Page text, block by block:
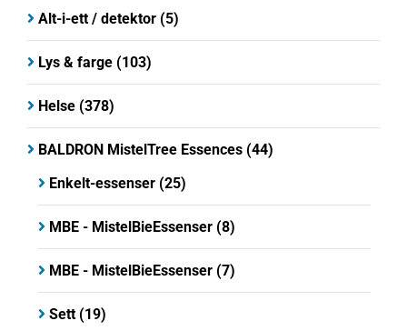
Alt-i-ett / detektor (5)
Lys & farge (103)
Helse (378)
BALDRON MistelTree Essences (44)
Enkelt-essenser (25)
MBE - MistelBieEssenser (8)
MBE - MistelBieEssenser (7)
Sett (19)